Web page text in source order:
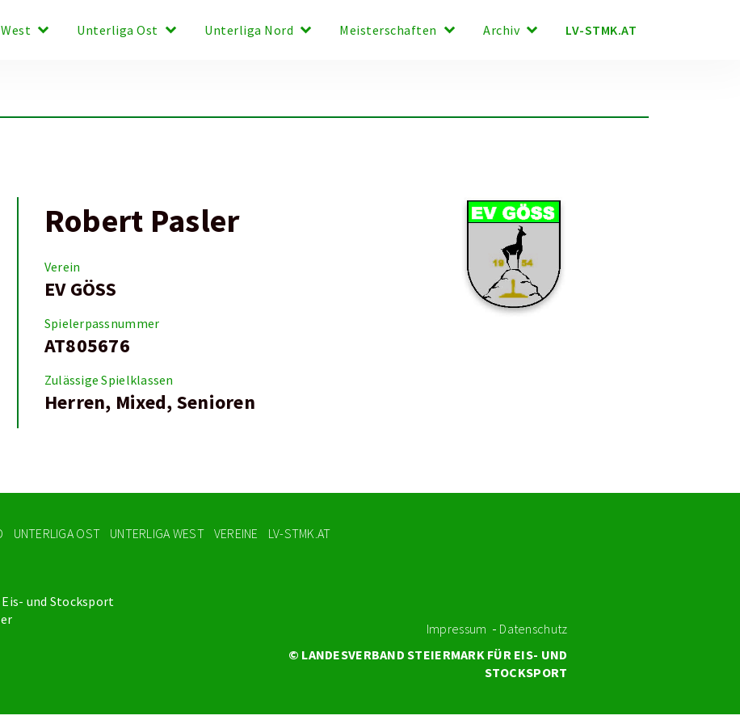
keyboard_arrow_down Unterliga Ost keyboard_arrow_down Unterliga Nord keyboard_arrow_down Meisterschaften keyboard_arrow_down Archiv keyboard_arrow_down LV-STMK.AT
Robert Pasler
Verein
EV GÖSS
Spielerpassnummer
AT805676
Zulässige Spielklassen
Herren, Mixed, Senioren
UNTERLIGA OST UNTERLIGA WEST VEREINE LV-STMK.AT
und Stocksport
Impressum Datenschutz
© LANDESVERBAND STEIERMARK FÜR EIS- UND
STOCKSPORT